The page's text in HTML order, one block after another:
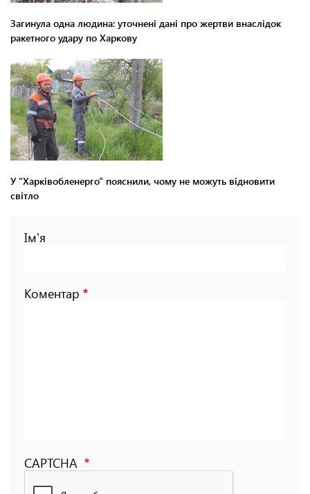
Загинула одна людина: уточнені дані про жертви внаслідок
ракетного удару по Харкову
У "Харківобленерго" пояснили, чому не можуть відновити
світло
Ім'я
Коментар
CAPTCHA